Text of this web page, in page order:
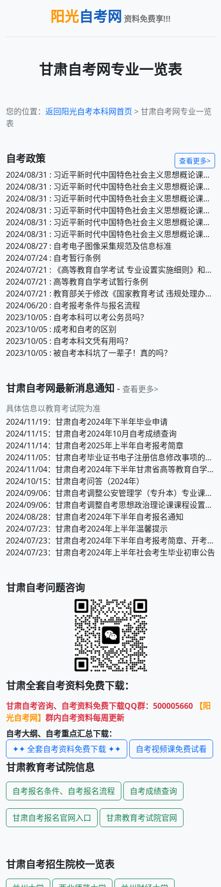
阳光自考网 资料免费享!!!
甘肃自考网专业一览表
您的位置： 返回阳光自考本科网首页 >甘肃自考网专业一览
表
自考政策 查看更多>
2024/08/31 : 习近平新时代中国特色社会主义思想概论课程自考样卷
2024/08/31 : 习近平新时代中国特色社会主义思想概论课程自考大纲（五）
2024/08/31 : 习近平新时代中国特色社会主义思想概论课程自考大纲（四）
2024/08/31 : 习近平新时代中国特色社会主义思想概论课程自考大纲（三）
2024/08/31 : 习近平新时代中国特色社会主义思想概论课程自考大纲（二）
2024/08/31 : 习近平新时代中国特色社会主义思想概论课程自考大纲（一）
2024/08/27 : 自考电子图像采集规范及信息标准
2024/07/24 : 自考暂行条例
2024/07/21 : 《高等教育自学考试 专业设置实施细则》和《高等教育自学 考试开考专业清单》
2024/07/21 : 高等教育自学考试暂行条例
2024/07/21 : 教育部关于修改《国家教育考试 违规处理办法》的决定
2024/06/20 : 自考报考条件与报名流程
2023/10/05 : 自考本科可以考公务员吗？
2023/10/05 : 成考和自考的区别
2023/10/05 : 自考本科文凭有用吗？
2023/10/05 : 被自考本科坑了一辈子！真的吗？
甘肃自考网最新消息通知 - 查看更多>
具体信息以教育考试院为准
2024/11/19：甘肃自考2024年下半年毕业申请
2024/11/15：甘肃自考2024年10月自考成绩查询
2024/11/14：甘肃自考2025年上半年自考报考简章
2024/11/05：甘肃自考毕业证书电子注册信息修改事项的温馨提示
2024/11/04：甘肃自考2024年下半年甘肃省高等教育自学考试温馨提示
2024/10/15：甘肃自考问答（2024年）
2024/09/06：甘肃自考调整公安管理学（专升本）专业课程计划的通知
2024/09/06：甘肃自考调整自考思想政治理论课课程设置的通知
2024/08/28：甘肃自考2024年下半年自考报名通知
2024/07/23：甘肃自考2024年上半年温馨提示
2024/07/23：甘肃自考2024年下半年自考报考简章、开考专业、考试时间安排
2024/07/23：甘肃自考2024年上半年社会考生毕业初审公告
甘肃自考问题咨询
甘肃全套自考资料免费下载：
甘肃自考咨询、自考资料免费下载QQ群：500005660
【阳
光自考网】 群内自考资料每周更新
自考大纲、自考重点汇总下载：
✦✦ 全套自考资料免费下载 ✦✦
自考视频课免费试看
甘肃教育考试院信息
自考报名条件、自考报名流程 自考成绩查询
甘肃自考报名官网入口 甘肃教育考试院官网
甘肃自考招生院校一览表